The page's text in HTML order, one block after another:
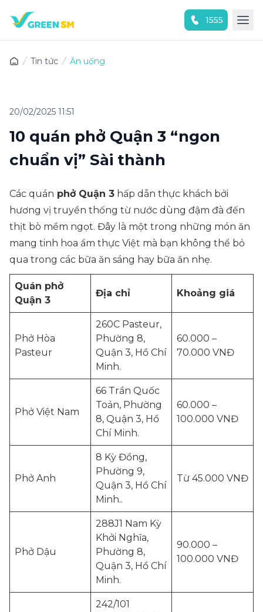
1555
Tin tức Ăn uống
20/02/2025 11:51
10 quán phở Quận 3 “ngon
chuẩn vị” Sài thành
Các quán phở Quận 3 hấp dẫn thực khách bởi
hương vị truyền thống từ nước dùng đậm đà đến
thịt bò mềm ngọt. Đây là một trong những món ăn
mang tinh hoa ẩm thực Việt mà bạn không thể bỏ
qua trong các bữa ăn sáng hay bữa ăn nhẹ.
Quán phở
Quận 3
Địa chỉ Khoảng giá
Phở Hòa
Pasteur
260C Pasteur,
Phường 8,
Quận 3, Hồ Chí
Minh.
60.000 –
70.000 VNĐ
Phở Việt Nam
66 Trần Quốc
Toản, Phường
8, Quận 3, Hồ
Chí Minh.
60.000 –
100.000 VNĐ
Phở Anh
8 Kỳ Đồng,
Phường 9,
Quận 3, Hồ Chí
Minh..
Từ 45.000 VNĐ
Phở Dậu
288J1 Nam Kỳ
Khởi Nghĩa,
Phường 8,
Quận 3, Hồ Chí
Minh.
90.000 –
100.000 VNĐ
242/101